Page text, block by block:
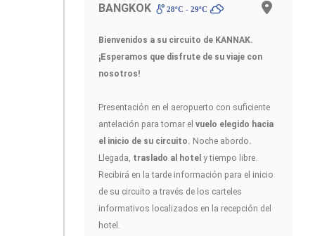
BANGKOK 28ºC - 29ºC
Bienvenidos a su circuito de KANNAK.
¡Esperamos que disfrute de su viaje con
nosotros!
Presentación en el aeropuerto con suficiente
antelación para tomar el vuelo elegido hacia
el inicio de su circuito. Noche abordo.
Llegada, traslado al hotel y tiempo libre.
Recibirá en la tarde información para el inicio
de su circuito a través de los carteles
informativos localizados en la recepción del
hotel.